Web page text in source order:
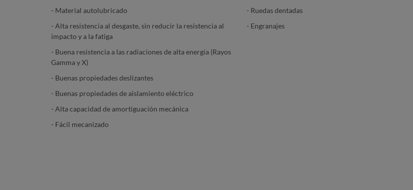
- Material autolubricado
- Alta resistencia al desgaste, sin reducir la resistencia al
impacto y a la fatiga
- Buena resistencia a las radiaciones de alta energía (Rayos
Gamma y X)
- Buenas propiedades deslizantes
- Buenas propiedades de aislamiento eléctrico
- Alta capacidad de amortiguación mecánica
- Fácil mecanizado
- Ruedas dentadas
- Engranajes